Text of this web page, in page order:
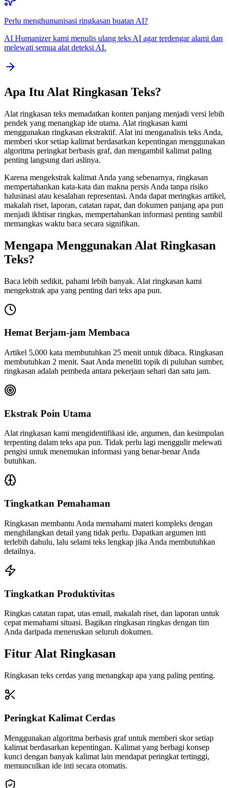
Perlu menghumanisasi ringkasan buatan AI?
AI Humanizer kami menulis ulang teks AI agar terdengar alami dan
melewati semua alat deteksi AI.
Apa Itu Alat Ringkasan Teks?
Alat ringkasan teks memadatkan konten panjang menjadi versi lebih
pendek yang menangkap ide utama. Alat ringkasan kami
menggunakan ringkasan ekstraktif. Alat ini menganalisis teks Anda,
memberi skor setiap kalimat berdasarkan kepentingan menggunakan
algoritma peringkat berbasis graf, dan mengambil kalimat paling
penting langsung dari aslinya.
Karena mengekstrak kalimat Anda yang sebenarnya, ringkasan
mempertahankan kata-kata dan makna persis Anda tanpa risiko
halusinasi atau kesalahan representasi. Anda dapat meringkas artikel,
makalah riset, laporan, catatan rapat, dan dokumen panjang apa pun
menjadi ikhtisar ringkas, mempertahankan informasi penting sambil
memangkas waktu baca secara signifikan.
Mengapa Menggunakan Alat Ringkasan
Teks?
Baca lebih sedikit, pahami lebih banyak. Alat ringkasan kami
mengekstrak apa yang penting dari teks apa pun.
Hemat Berjam-jam Membaca
Artikel 5,000 kata membutuhkan 25 menit untuk dibaca. Ringkasan
membutuhkan 2 menit. Saat Anda meneliti topik di puluhan sumber,
ringkasan adalah pembeda antara pekerjaan sehari dan satu jam.
Ekstrak Poin Utama
Alat ringkasan kami mengidentifikasi ide, argumen, dan kesimpulan
terpenting dalam teks apa pun. Tidak perlu lagi menggulir melewati
pengisi untuk menemukan informasi yang benar-benar Anda
butuhkan.
Tingkatkan Pemahaman
Ringkasan membantu Anda memahami materi kompleks dengan
menghilangkan detail yang tidak perlu. Dapatkan argumen inti
terlebih dahulu, lalu selami teks lengkap jika Anda membutuhkan
detailnya.
Tingkatkan Produktivitas
Ringkas catatan rapat, utas email, makalah riset, dan laporan untuk
cepat memahami situasi. Bagikan ringkasan ringkas dengan tim
Anda daripada meneruskan seluruh dokumen.
Fitur Alat Ringkasan
Ringkasan teks cerdas yang menangkap apa yang paling penting.
Peringkat Kalimat Cerdas
Menggunakan algoritma berbasis graf untuk memberi skor setiap
kalimat berdasarkan kepentingan. Kalimat yang berbagi konsep
kunci dengan banyak kalimat lain mendapat peringkat tertinggi,
memunculkan ide inti secara otomatis.